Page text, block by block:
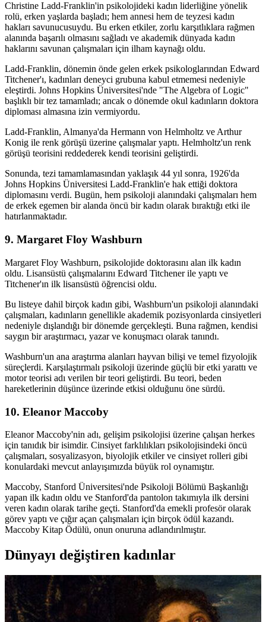
Christine Ladd-Franklin'in psikolojideki kadın liderliğine yönelik
rolü, erken yaşlarda başladı; hem annesi hem de teyzesi kadın
hakları savunucusuydu. Bu erken etkiler, zorlu karşıtlıklara rağmen
alanında başarılı olmasını sağladı ve akademik dünyada kadın
haklarını savunan çalışmaları için ilham kaynağı oldu.
Ladd-Franklin, dönemin önde gelen erkek psikologlarından Edward
Titchener'ı, kadınları deneyci grubuna kabul etmemesi nedeniyle
eleştirdi. Johns Hopkins Üniversitesi'nde "The Algebra of Logic"
başlıklı bir tez tamamladı; ancak o dönemde okul kadınların doktora
diploması almasına izin vermiyordu.
Ladd-Franklin, Almanya'da Hermann von Helmholtz ve Arthur
Konig ile renk görüşü üzerine çalışmalar yaptı. Helmholtz'un renk
görüşü teorisini reddederek kendi teorisini geliştirdi.
Sonunda, tezi tamamlamasından yaklaşık 44 yıl sonra, 1926'da
Johns Hopkins Üniversitesi Ladd-Franklin'e hak ettiği doktora
diplomasını verdi. Bugün, hem psikoloji alanındaki çalışmaları hem
de erkek egemen bir alanda öncü bir kadın olarak bıraktığı etki ile
hatırlanmaktadır.
9. Margaret Floy Washburn
Margaret Floy Washburn, psikolojide doktorasını alan ilk kadın
oldu. Lisansüstü çalışmalarını Edward Titchener ile yaptı ve
Titchener'ın ilk lisansüstü öğrencisi oldu.
Bu listeye dahil birçok kadın gibi, Washburn'un psikoloji alanındaki
çalışmaları, kadınların genellikle akademik pozisyonlarda cinsiyetleri
nedeniyle dışlandığı bir dönemde gerçekleşti. Buna rağmen, kendisi
saygın bir araştırmacı, yazar ve konuşmacı olarak tanındı.
Washburn'un ana araştırma alanları hayvan bilişi ve temel fizyolojik
süreçlerdi. Karşılaştırmalı psikoloji üzerinde güçlü bir etki yarattı ve
motor teorisi adı verilen bir teori geliştirdi. Bu teori, beden
hareketlerinin düşünce üzerinde etkisi olduğunu öne sürdü.
10. Eleanor Maccoby
Eleanor Maccoby'nin adı, gelişim psikolojisi üzerine çalışan herkes
için tanıdık bir isimdir. Cinsiyet farklılıkları psikolojisindeki öncü
çalışmaları, sosyalizasyon, biyolojik etkiler ve cinsiyet rolleri gibi
konulardaki mevcut anlayışımızda büyük rol oynamıştır.
Maccoby, Stanford Üniversitesi'nde Psikoloji Bölümü Başkanlığı
yapan ilk kadın oldu ve Stanford'da pantolon takımıyla ilk dersini
veren kadın olarak tarihe geçti. Stanford'da emekli profesör olarak
görev yaptı ve çığır açan çalışmaları için birçok ödül kazandı.
Maccoby Kitap Ödülü, onun onuruna adlandırılmıştır.
Dünyayı değiştiren kadınlar